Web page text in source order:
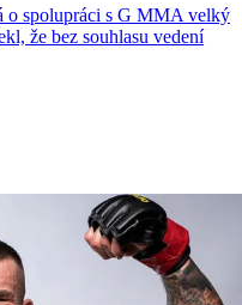
o spolupráci s G MMA velký
že bez souhlasu vedení